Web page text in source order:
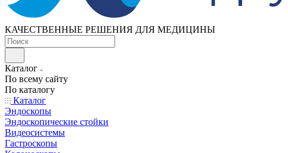
КАЧЕСТВЕННЫЕ РЕШЕНИЯ ДЛЯ МЕДИЦИНЫ
Каталог
По всему сайту
По каталогу
Каталог
Эндоскопы
Эндоскопические стойки
Видеосистемы
Гастроскопы